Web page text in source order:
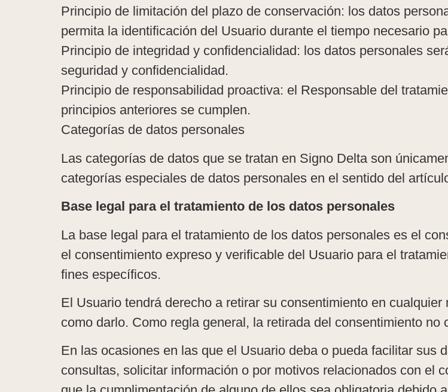
Principio de limitación del plazo de conservación: los datos
permita la identificación del Usuario durante el tiempo necesario
Principio de integridad y confidencialidad: los datos personales
seguridad y confidencialidad.
Principio de responsabilidad proactiva: el Responsable del
principios anteriores se cumplen.
Categorías de datos personales
Las categorías de datos que se tratan en Signo Delta son
categorías especiales de datos personales en el sentido del
Base legal para el tratamiento de los datos personales
La base legal para el tratamiento de los datos personales es el
el consentimiento expreso y verificable del Usuario para el
fines específicos.
El Usuario tendrá derecho a retirar su consentimiento en
como darlo. Como regla general, la retirada del consentimiento no
En las ocasiones en las que el Usuario deba o pueda facilitar sus
consultas, solicitar información o por motivos relacionados con el